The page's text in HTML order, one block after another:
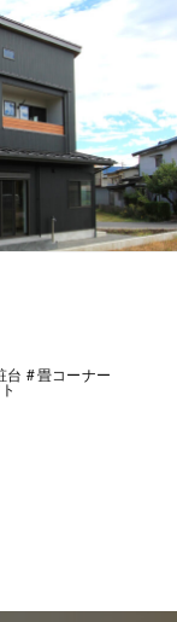
台 畳コーナー